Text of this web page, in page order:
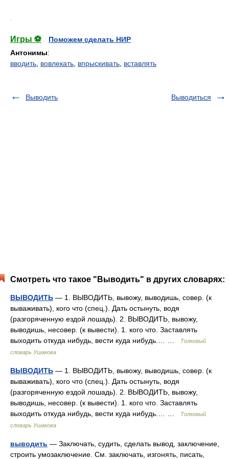
Игры ⚽
Поможем сделать НИР
Антонимы:
вводить вовлекать впрыскивать вставлять
Выводить Выводиться
Смотреть что такое "Выводить" в других словарях:
ВЫВОДИТЬ — 1. ВЫВОДИТЬ, вывожу, выводишь, совер. (к
вываживать), кого что (спец.). Дать остынуть, водя
(разгоряченную ездой лошадь). 2. ВЫВОДИТЬ, вывожу,
выводишь, несовер. (к вывести). 1. кого что. Заставлять
выходить откуда нибудь, вести куда нибудь.… …
Толковый
словарь Ушакова
ВЫВОДИТЬ — 1. ВЫВОДИТЬ, вывожу, выводишь, совер. (к
вываживать), кого что (спец.). Дать остынуть, водя
(разгоряченную ездой лошадь). 2. ВЫВОДИТЬ, вывожу,
выводишь, несовер. (к вывести). 1. кого что. Заставлять
выходить откуда нибудь, вести куда нибудь.… …
Толковый
словарь Ушакова
выводить — Заключать, судить, сделать вывод, заключение,
строить умозаключение. См. заключать, изгонять, писать,